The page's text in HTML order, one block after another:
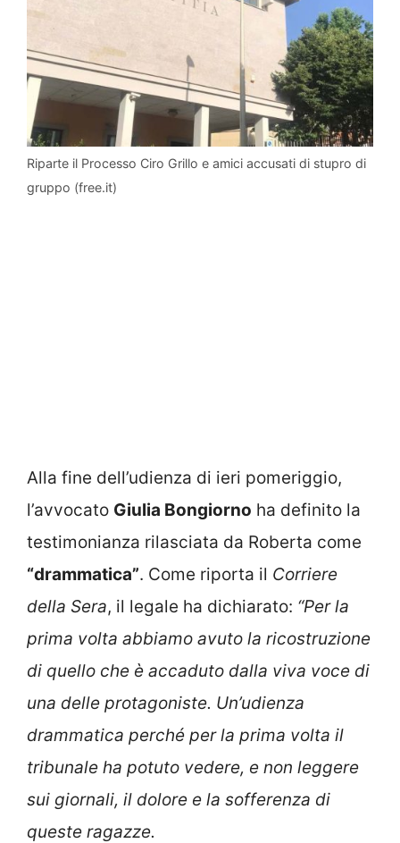
Riparte il Processo Ciro Grillo e amici accusati di stupro di
gruppo (free.it)
Alla fine dell’udienza di ieri pomeriggio,
l’avvocato Giulia Bongiorno ha definito la
testimonianza rilasciata da Roberta come
“drammatica”. Come riporta il Corriere
della Sera, il legale ha dichiarato: “Per la
prima volta abbiamo avuto la ricostruzione
di quello che è accaduto dalla viva voce di
una delle protagoniste. Un’udienza
drammatica perché per la prima volta il
tribunale ha potuto vedere, e non leggere
sui giornali, il dolore e la sofferenza di
queste ragazze.